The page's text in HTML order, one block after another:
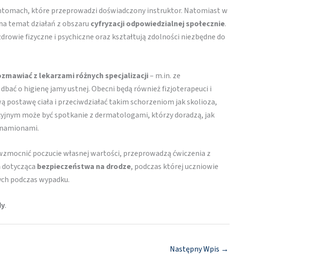
które przeprowadzi doświadczony instruktor. Natomiast w
temat działań z obszaru cyfryzacji odpowiedzialnej społecznie.
fizyczne i psychiczne oraz kształtują zdolności niezbędne do
z lekarzami różnych specjalizacji– m.in. ze
o higienę jamy ustnej. Obecni będą również fizjoterapeuci i
postawę ciała i przeciwdziałać takim schorzeniom jak skolioza,
może być spotkanie z dermatologami, którzy doradzą, jak
poczucie własnej wartości, przeprowadzą ćwiczenia z
bezpieczeństwa na drodze, podczas której uczniowie
podczas wypadku.
.
Następny Wpis →